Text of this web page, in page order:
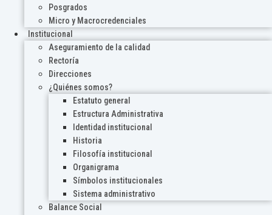
Posgrados
Micro y Macrocredenciales
Institucional
Aseguramiento de la calidad
Rectoría
Direcciones
¿Quiénes somos?
Estatuto general
Estructura Administrativa
Identidad institucional
Historia
Filosofía institucional
Organigrama
Símbolos institucionales
Sistema administrativo
Balance Social